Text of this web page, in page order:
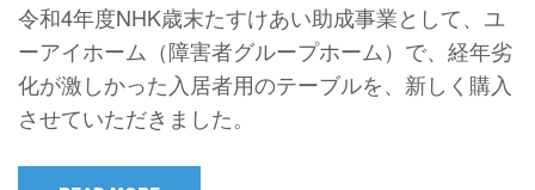
令和4年度NHK歳末たすけあい助成事業として、ユ
ーアイホーム（障害者グループホーム）で、経年劣
化が激しかった入居者用のテーブルを、新しく購入
させていただきました。